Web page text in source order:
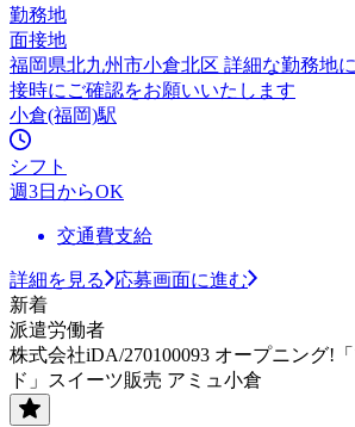
勤務地
面接地
福岡県北九州市小倉北区 詳細な勤務地
接時にご確認をお願いいたします
小倉(福岡)駅
シフト
週3日からOK
交通費支給
詳細を見る
応募画面に進む
新着
派遣労働者
株式会社iDA/270100093 オープニング!
ド」スイーツ販売 アミュ小倉